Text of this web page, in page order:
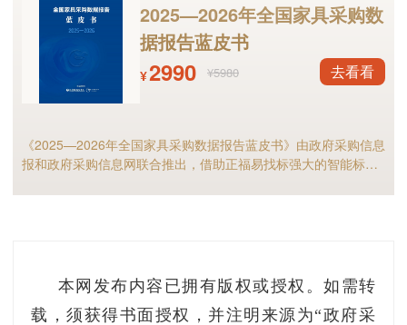
地址：莱州市文化东街739号
四、基本情况
见附件
五、处理依据及结果
见附件
无
2025—2026年全国家具采购数
据报告蓝皮书
¥2990 ¥5980 去看看
《2025—2026年全国家具采购数据报告蓝皮书》由政府采购信息
报和政府采购信息网联合推出，借助正福易找标强大的智能标讯
本网发布内容已拥有版权或授权。如需转
载，须获得书面授权，并注明来源为“政府采